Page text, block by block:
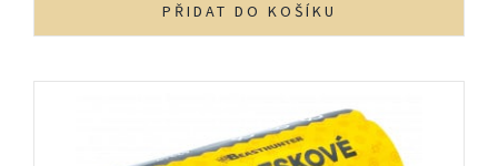
PŘIDAT DO KOŠÍKU